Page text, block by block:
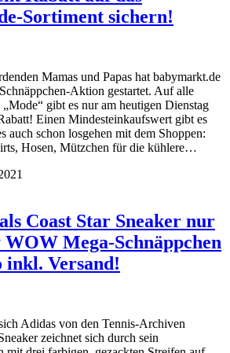
Sortiment sichern!
Mamas und Papas hat babymarkt.de
Aktion gestartet. Auf alle
gibt es nur am heutigen Dienstag
Einen Mindesteinkaufswert gibt es
auch schon losgehen mit dem Shoppen:
Hosen, Mützchen für die kühlere…
Coast Star Sneaker nur
Mega-Schnäppchen
inkl. Versand!
Adidas von den Tennis-Archiven
zeichnet sich durch sein